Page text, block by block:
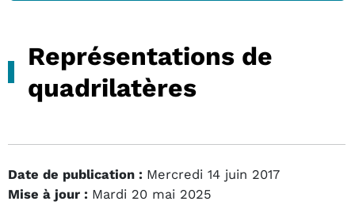
Représentations de
quadrilatères
Date de publication : Mercredi 14 juin 2017
Mise à jour : Mardi 20 mai 2025